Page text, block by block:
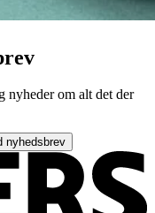
nyheder om alt det der
nyhedsbrev